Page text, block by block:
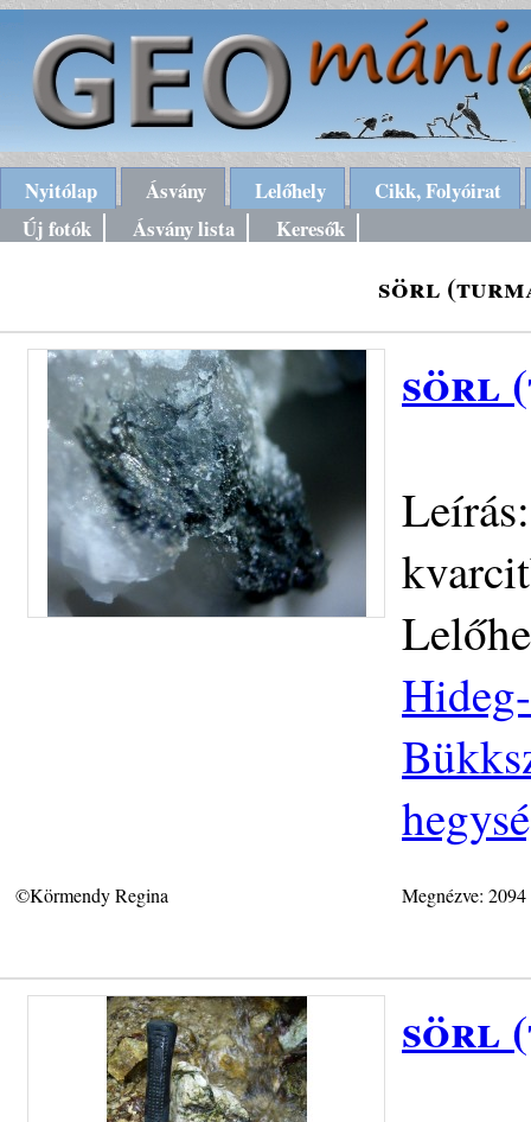
Nyitólap Ásvány Lelőhely
Cikk, Folyóirat
Új fotók
Ásvány lista Keresők
sörl
sörl
©Körmendy Regina Megnézve:
sörl